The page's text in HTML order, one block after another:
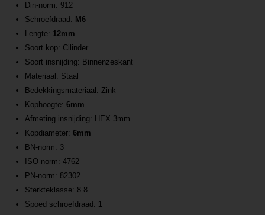
Din-norm: 912
Schroefdraad: M6
Lengte: 12mm
Soort kop: Cilinder
Soort insnijding: Binnenzeskant
Materiaal: Staal
Bedekkingsmateriaal: Zink
Kophoogte: 6mm
Afmeting insnijding: HEX 3mm
Kopdiameter: 6mm
BN-norm: 3
ISO-norm: 4762
PN-norm: 82302
Sterkteklasse: 8.8
Spoed schroefdraad: 1